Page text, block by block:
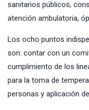
sanitarios públicos,
atención ambulatoria,
Los ocho puntos
son: contar con un
cumplimiento de los
para la toma de
personas y aplicación